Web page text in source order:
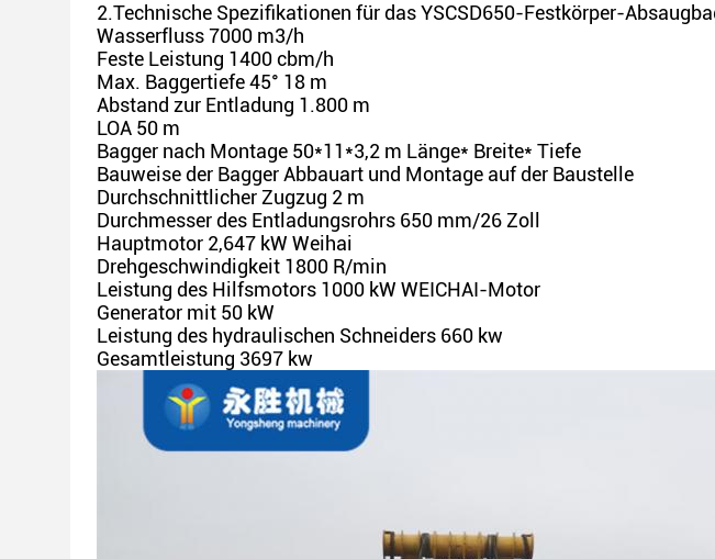
2.Technische Spezifikationen für das YSCSD650-Festkörper-
Wasserfluss 7000 m3/h
Feste Leistung 1400 cbm/h
Max. Baggertiefe 45° 18 m
Abstand zur Entladung 1.800 m
LOA 50 m
Bagger nach Montage 50*11*3,2 m Länge* Breite* Tiefe
Bauweise der Bagger Abbauart und Montage auf der Baustelle
Durchschnittlicher Zugzug 2 m
Durchmesser des Entladungsrohrs 650 mm/26 Zoll
Hauptmotor 2,647 kW Weihai
Drehgeschwindigkeit 1800 R/min
Leistung des Hilfsmotors 1000 kW WEICHAI-Motor
Generator mit 50 kW
Leistung des hydraulischen Schneiders 660 kw
Gesamtleistung 3697 kw